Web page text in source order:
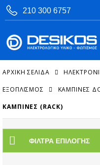
210 300 6757
ΑΡΧΙΚΉ ΣΕΛΊΔΑ
ΕΞΟΠΛΙΣΜΌΣ ΚΑΜΠΊΝΕΣ
ΚΑΜΠΊΝΕΣ (RACK)
ΦΊΛΤΡΑ ΕΠΙΛΟΓΉΣ